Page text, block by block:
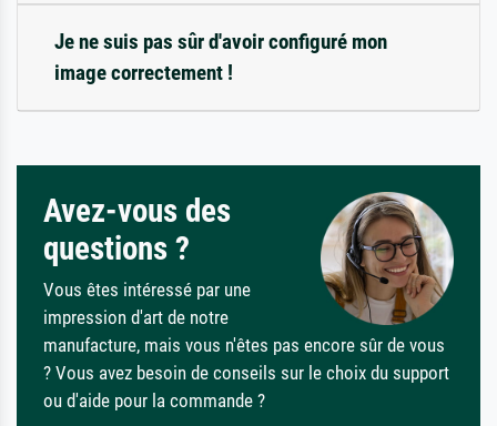
Je ne suis pas sûr d'avoir configuré mon
image correctement !
Avez-vous des
questions ?
Vous êtes intéressé par une
impression d'art de notre
manufacture, mais vous n'êtes pas encore sûr de vous
? Vous avez besoin de conseils sur le choix du support
ou d'aide pour la commande ?